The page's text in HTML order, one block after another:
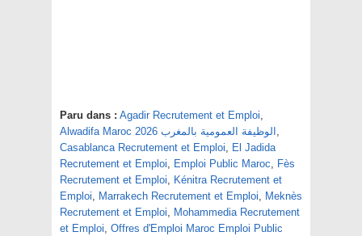
Paru dans : Agadir Recrutement et Emploi,
Alwadifa Maroc 2026 الوظيفة العمومية بالمغرب ,
Casablanca Recrutement et Emploi, El Jadida
Recrutement et Emploi, Emploi Public Maroc, Fès
Recrutement et Emploi, Kénitra Recrutement et
Emploi, Marrakech Recrutement et Emploi, Meknès
Recrutement et Emploi, Mohammedia Recrutement
et Emploi, Offres d'Emploi Maroc Emploi Public